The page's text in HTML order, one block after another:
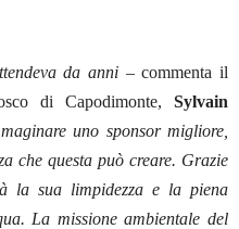
da anni –commenta il
di Capodimonte, Sylvain
uno sponsor migliore,
che questa può creare. Grazie
la sua limpidezza e la piena
La missione ambientale del